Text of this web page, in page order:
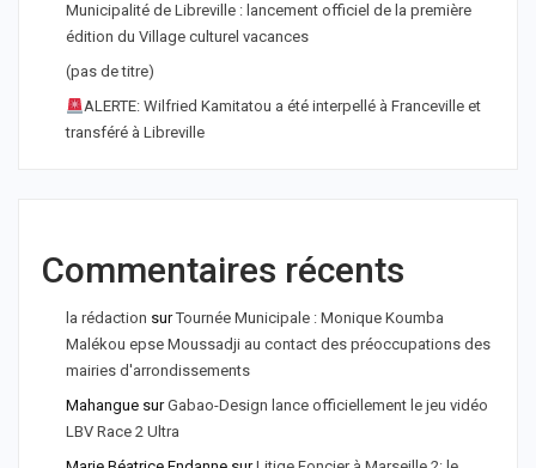
Municipalité de Libreville : lancement officiel de la première
édition du Village culturel vacances
(pas de titre)
ALERTE: Wilfried Kamitatou a été interpellé à Franceville et
transféré à Libreville
Commentaires récents
la rédaction surTournée Municipale : Monique Koumba
Malékou epse Moussadji au contact des préoccupations des
mairies d'arrondissements
Mahangue surGabao-Design lance officiellement le jeu vidéo
LBV Race 2 Ultra